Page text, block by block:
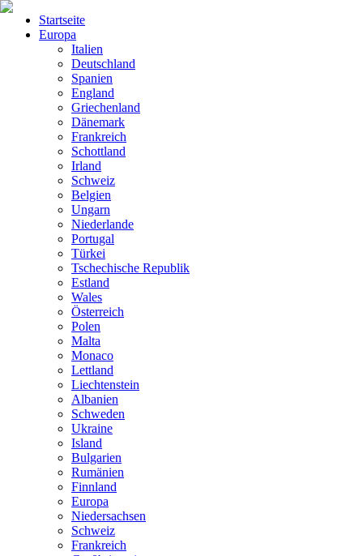
Startseite
Europa
Italien
Deutschland
Spanien
England
Griechenland
Dänemark
Frankreich
Schottland
Irland
Schweiz
Belgien
Ungarn
Niederlande
Portugal
Türkei
Tschechische Republik
Estland
Wales
Österreich
Polen
Malta
Monaco
Lettland
Liechtenstein
Albanien
Schweden
Ukraine
Island
Bulgarien
Rumänien
Finnland
Europa
Niedersachsen
Schweiz
Frankreich